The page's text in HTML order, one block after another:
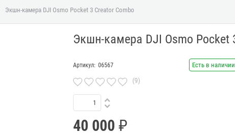
Экшн-камера DJI Osmo Pocket 3 Creator Combo
Экшн-камера DJI Osmo Pocket
Артикул: 06567 Есть в наличии
(9)
40 000